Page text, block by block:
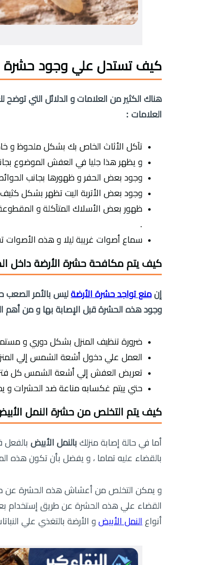
كيف تستدل علي وجود حشرة
هناك الكثير من العلامات و الدلائل التي
العلامات :
تآكل الأثاث الخاص بك بشكل ملحوظ و
و يظهر هذا جليا في العفش الموضوع
وجود بعض الحفر و ظهورها بجانب
وجود بعض الأتربة اليت تظهر بشكل
ظهور بعض الأسلاك المتآكلة و
.
سماع أصوات غريبة ليلا و هذه
كيف يتم مكافحة حشرة الأرضة داخل
إن منع تواجد حشرة الأرضة ليس بالأمر الصعب
وجود هذه الحشرة قبل الإصابة بها و من أهم
ضرورة تنظيف المنزل بشكل دوري و
العمل علي دخول أشعة الشمس إلي
تعريض العفش إلي أشعة الشمس كل
حتي ييتم غكسابه مناعة ضد الحشرات و
كيف يتم التخلص من حشرة النمل الأبيض
أما في حالة إصابة منزلك بالنمل الأبيض بالفعل
بالقضاء عليه تماما ، و يفضل بأن تكون هذه
و يمكن التخلص من أعشاش هذه الحشرة عن
القضاء علي هذه الحشرة عن طريق إستخدام
أنواع النمل الأبيض و الأرضة بالتغذي علي